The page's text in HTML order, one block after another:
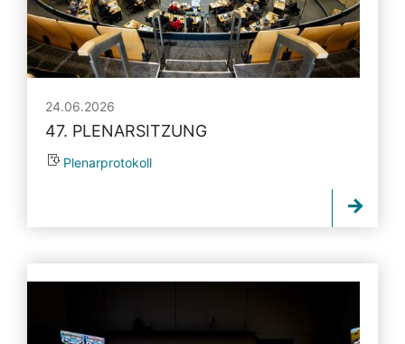
24.06.2026
47. PLENARSITZUNG
Plenarprotokoll